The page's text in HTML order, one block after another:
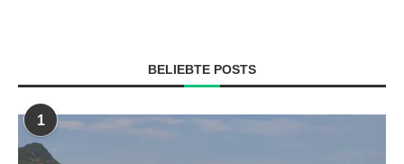
BELIEBTE POSTS
1